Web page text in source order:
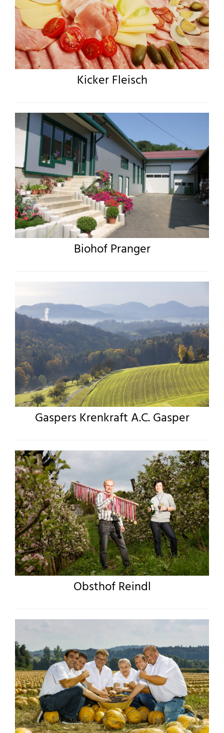
Kicker Fleisch
Biohof Pranger
Gaspers Krenkraft A.C. Gasper
Obsthof Reindl